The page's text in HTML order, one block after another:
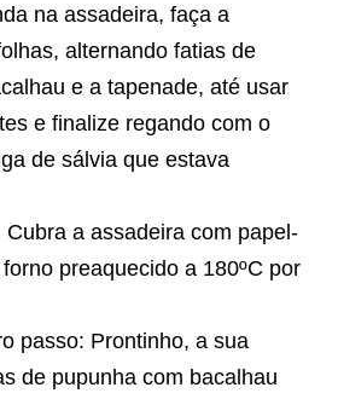
na assadeira, faça a
alternando fatias de
e a tapenade, até usar
e finalize regando com o
de sálvia que estava
Cubra a assadeira com papel-
preaquecido a 180ºC por
passo: Prontinho, a sua
de pupunha com bacalhau